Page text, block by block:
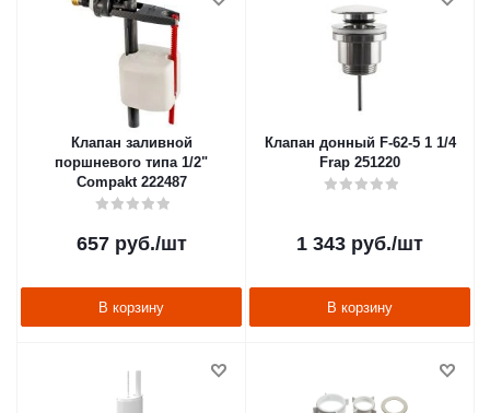
Клапан заливной
поршневого типа 1/2"
Compakt 222487
657руб./шт
В корзину
Клапан донный F-62-5 1 1/4
Frap 251220
1 343 руб./шт
В корзину